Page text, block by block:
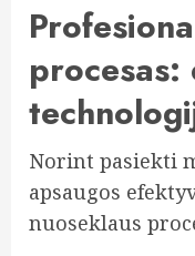
Norint pasiekti
apsaugos
nuoseklaus